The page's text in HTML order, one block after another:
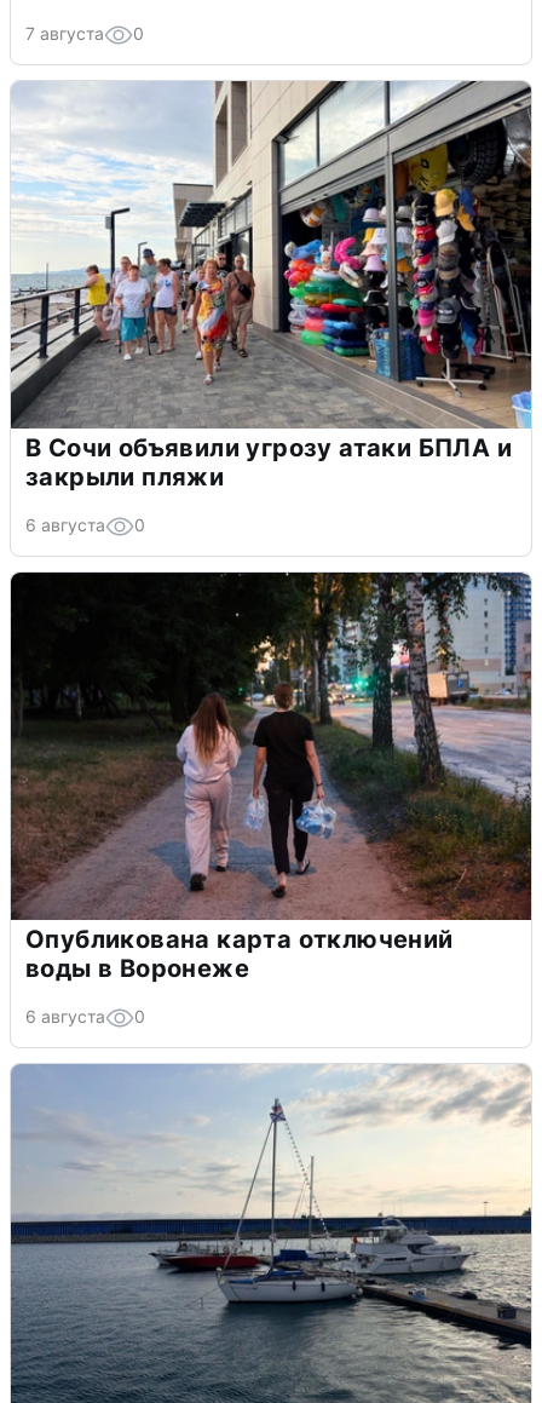
7 августа 0
В Сочи объявили угрозу атаки БПЛА и
закрыли пляжи
6 августа 0
Опубликована карта отключений
воды в Воронеже
6 августа 0